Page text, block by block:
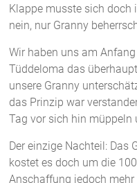
Klappe musste sich doch
nein, nur Granny
Wir haben uns am
Tüddeloma das
unsere Granny
das Prinzip war
Tag vor sich hin müppeln
Der einzige Nachteil: Das
kostet es doch um die
Anschaffung jedoch